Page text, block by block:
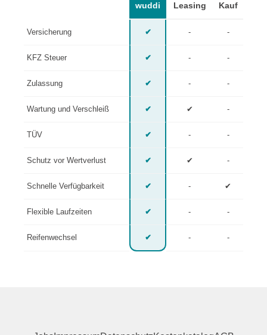
wuddi Leasing Kauf
Versicherung ✔ - -
KFZ Steuer ✔ - -
Zulassung ✔ - -
Wartung und Verschleiß ✔ ✔ -
TÜV ✔ - -
Schutz vor Wertverlust ✔ ✔ -
Schnelle Verfügbarkeit ✔ - ✔
Flexible Laufzeiten ✔ - -
Reifenwechsel ✔ - -